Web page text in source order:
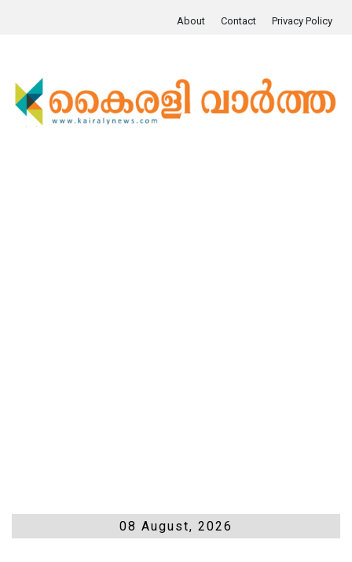
About Contact Privacy Policy
08 August, 2026